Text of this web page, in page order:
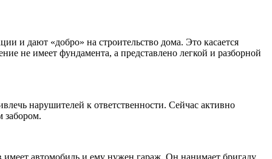
и дают «добро» на строительство дома. Это касается
не имеет фундамента, а представлено легкой и разборной
нарушителей к ответственности. Сейчас активно
забором.
автомобиль и ему нужен гараж. Он нанимает бригаду